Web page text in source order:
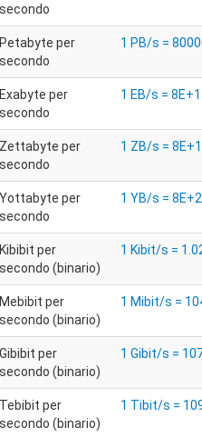
secondo
Petabyte per
secondo
1 PB/s =
Exabyte per
secondo
1 EB/s =
Zettabyte per
secondo
1 ZB/s =
Yottabyte per
secondo
1 YB/s =
Kibibit per
secondo (binario)
1 Kibit/s =
Mebibit per
secondo (binario)
1 Mibit/s =
Gibibit per
secondo (binario)
1 Gibit/s =
Tebibit per
secondo (binario)
1 Tibit/s =